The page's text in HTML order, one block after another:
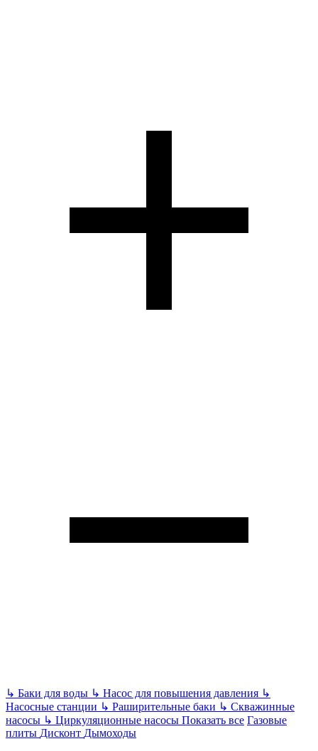
↳ Баки для воды ↳ Насос для повышения давления ↳
Насосные станции ↳ Раширительные баки ↳ Скважинные
насосы ↳ Циркуляционные насосы Показать все Газовые
плиты Дисконт Дымоходы